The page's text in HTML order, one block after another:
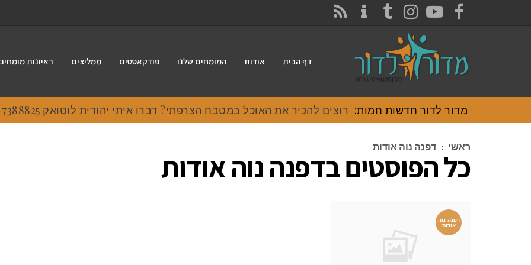
FACEBOOK
YOUTUBE
INSTAGRAM
TUMBLR
דף הבית אודות המומחים שלנו פודקאסטים ממליצים ראיונות
מדור לדור חדשות חמות: רוצים להכיר את האוכל במטבח הצרפתי? דברו איתי יהודית לוטואק 054-7388825.
ראשי : דפנה נוה אודות
כל הפוסטים בדפנה נוה אודות
דפנה נוה
אודות